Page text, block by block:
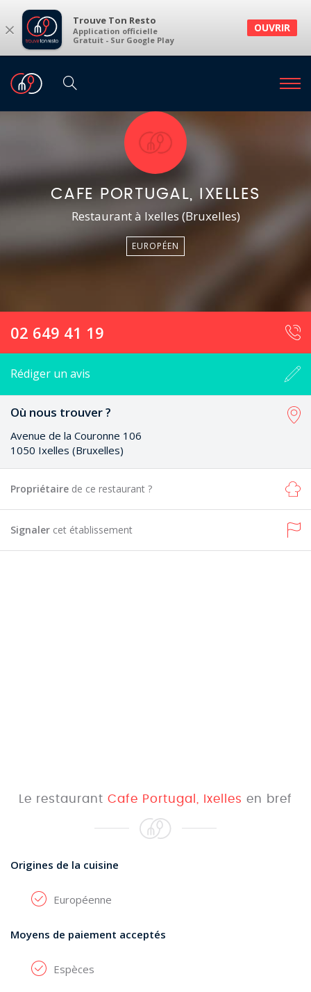
× Trouve Ton Resto
Application officielle
Gratuit - Sur Google Play
OUVRIR
CAFE PORTUGAL, IXELLES
Restaurant à Ixelles (Bruxelles)
EUROPÉEN
02 649 41 19
Rédiger un avis
Où nous trouver ?
Avenue de la Couronne 106
1050 Ixelles (Bruxelles)
Propriétaire de ce restaurant ?
Signaler cet établissement
Le restaurant Cafe Portugal, Ixelles en bref
Origines de la cuisine
Européenne
Moyens de paiement acceptés
Espèces